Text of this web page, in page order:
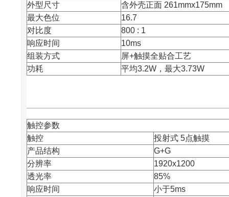
外型尺寸
含外壳正面 261mmx175mm
最大色位
16.7
对比度
800 : 1
响应时间
10ms
组装方式
屏+触摸全贴合工艺
功耗
平均3.2W，最大3.73W
触控参数
触控
投射式 5点触摸
产品结构
G+G
分辨率
1920x1200
透光率
85%
响应时间
小于5ms